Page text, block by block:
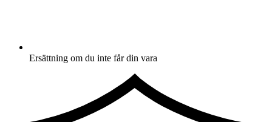
Ersättning om du inte får din vara